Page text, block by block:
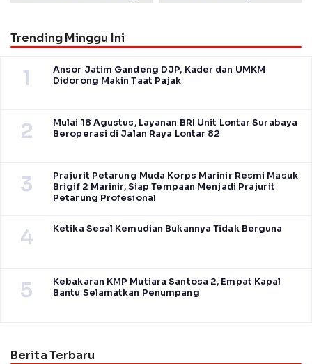
Trending Minggu Ini
1
Ansor Jatim Gandeng DJP, Kader dan UMKM
Didorong Makin Taat Pajak
2
Mulai 18 Agustus, Layanan BRI Unit Lontar Surabaya
Beroperasi di Jalan Raya Lontar 82
3
Prajurit Petarung Muda Korps Marinir Resmi Masuk
Brigif 2 Marinir, Siap Tempaan Menjadi Prajurit
Petarung Profesional
4 Ketika Sesal Kemudian Bukannya Tidak Berguna
5
Kebakaran KMP Mutiara Santosa 2, Empat Kapal
Bantu Selamatkan Penumpang
Berita Terbaru